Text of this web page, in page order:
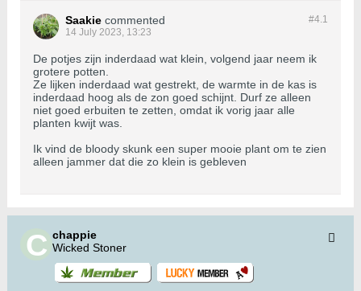
#4.1
Saakie commented
14 July 2023, 13:23
De potjes zijn inderdaad wat klein, volgend jaar neem ik
grotere potten.
Ze lijken inderdaad wat gestrekt, de warmte in de kas is
inderdaad hoog als de zon goed schijnt. Durf ze alleen
niet goed erbuiten te zetten, omdat ik vorig jaar alle
planten kwijt was.
Ik vind de bloody skunk een super mooie plant om te zien
alleen jammer dat die zo klein is gebleven
chappie
Wicked Stoner